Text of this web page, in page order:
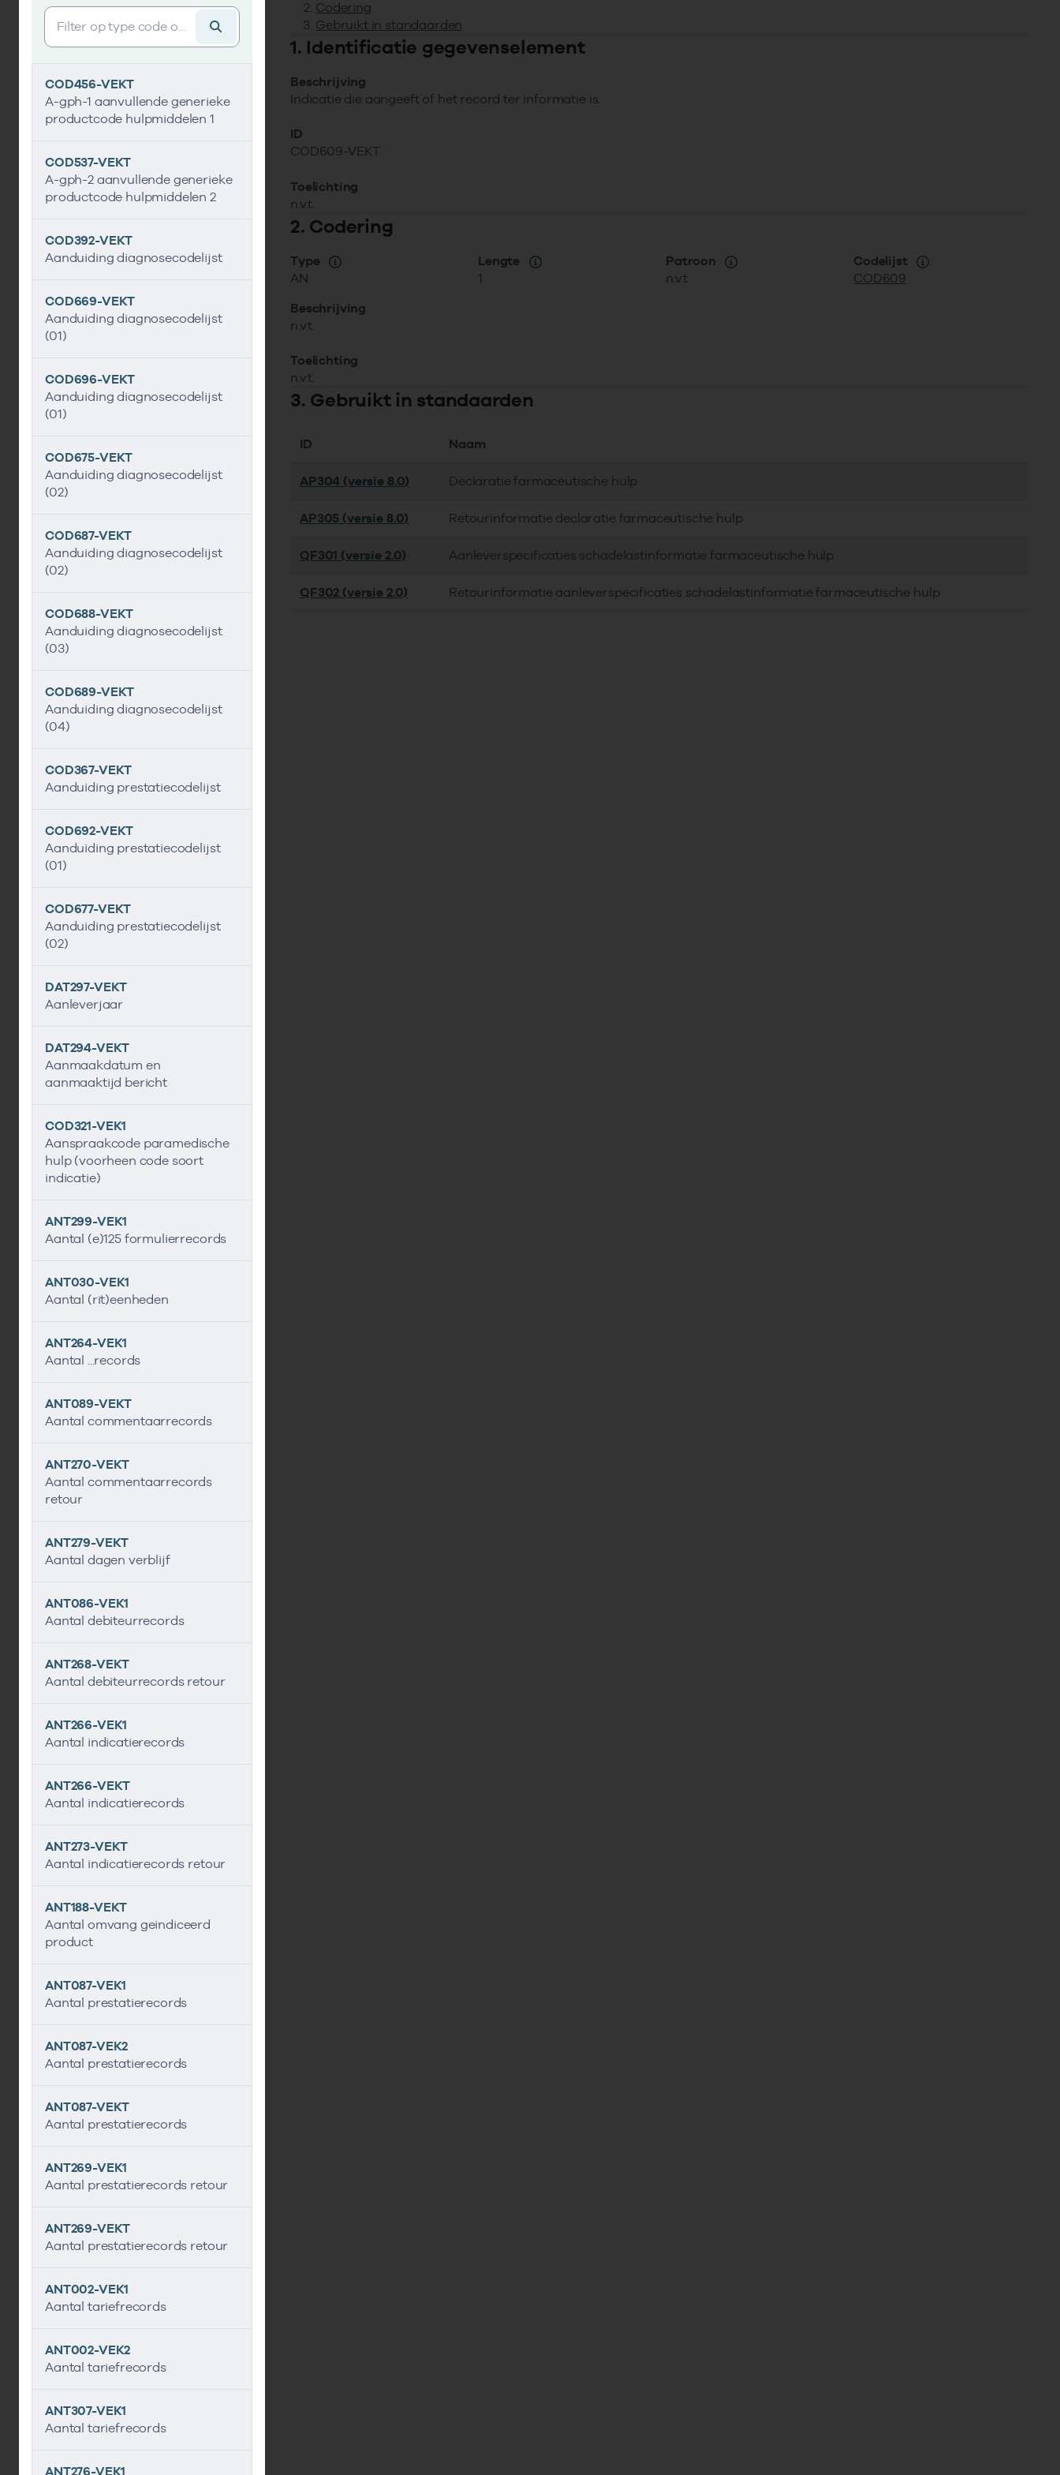
Vind gegevens&shy;element
COD456-VEKT
A-gph-1 aanvullende generieke
productcode hulpmiddelen 1
COD537-VEKT
A-gph-2 aanvullende generieke
productcode hulpmiddelen 2
COD392-VEKT
Aanduiding diagnosecodelijst
COD669-VEKT
Aanduiding diagnosecodelijst
(01)
COD696-VEKT
Aanduiding diagnosecodelijst
(01)
COD675-VEKT
Aanduiding diagnosecodelijst
(02)
COD687-VEKT
Aanduiding diagnosecodelijst
(02)
COD688-VEKT
Aanduiding diagnosecodelijst
(03)
COD689-VEKT
Aanduiding diagnosecodelijst
(04)
COD367-VEKT
Aanduiding prestatiecodelijst
COD692-VEKT
Aanduiding prestatiecodelijst
(01)
COD677-VEKT
Aanduiding prestatiecodelijst
(02)
DAT297-VEKT
Aanleverjaar
DAT294-VEKT
Aanmaakdatum en
aanmaaktijd bericht
COD321-VEK1
Aanspraakcode paramedische
hulp (voorheen code soort
indicatie)
ANT299-VEK1
Aantal (e)125 formulierrecords
ANT030-VEK1
Aantal (rit)eenheden
ANT264-VEK1
Aantal ...records
ANT089-VEKT
Aantal commentaarrecords
ANT270-VEKT
Aantal commentaarrecords
retour
ANT279-VEKT
Aantal dagen verblijf
ANT086-VEK1
Aantal debiteurrecords
ANT268-VEKT
Aantal debiteurrecords retour
ANT266-VEK1
Aantal indicatierecords
ANT266-VEKT
Aantal indicatierecords
ANT273-VEKT
Aantal indicatierecords retour
ANT188-VEKT
Aantal omvang geindiceerd
product
ANT087-VEK1
Aantal prestatierecords
ANT087-VEK2
Aantal prestatierecords
ANT087-VEKT
Aantal prestatierecords
ANT269-VEK1
Aantal prestatierecords retour
ANT269-VEKT
Aantal prestatierecords retour
ANT002-VEK1
Aantal tariefrecords
ANT002-VEK2
Aantal tariefrecords
ANT307-VEK1
Aantal tariefrecords
ANT276-VEK1
Codering
Gebruikt in standaarden
1. Identificatie gegevenselement
Beschrijving
Indicatie die aangeeft of het record ter informatie is.
ID
COD609-VEKT
Toelichting
n.v.t.
2. Codering
Type
AN
Lengte
1
Patroon
n.v.t.
Codelijst
COD609
Beschrijving
n.v.t.
Toelichting
n.v.t.
3. Gebruikt in standaarden
ID Naam
AP304 (versie 8.0) Declaratie farmaceutische hulp
AP305 (versie 8.0) Retourinformatie declaratie farmaceutische hulp
QF301 (versie 2.0) Aanleverspecificaties schadelastinformatie farmaceutische hulp
QF302 (versie 2.0) Retourinformatie aanleverspecificaties schadelastinformatie farmaceutische hulp